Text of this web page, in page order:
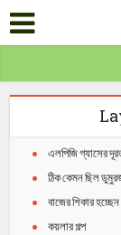
এলপিজি গ্যাসের
ঠিক কেমন ছিল
বাজের শিকার
কয়লার গল্প